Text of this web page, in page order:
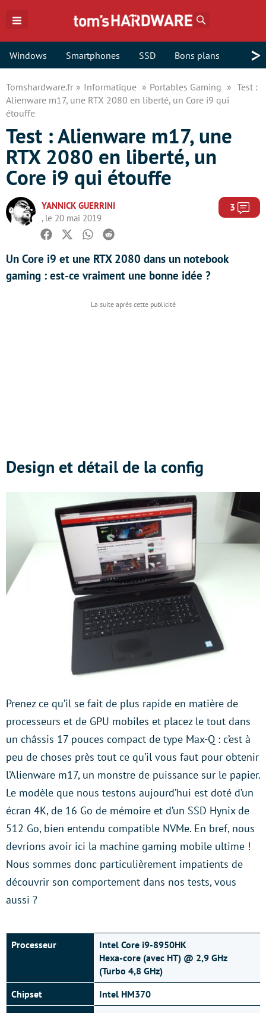
Windows Smartphones SSD Bons plans >
Tomshardware.fr Informatique Portables Gaming
Test :
Alienware m17, une RTX 2080 en liberté, un Core i9 qui
étouffe
Test : Alienware m17, une
RTX 2080 en liberté, un
Core i9 qui étouffe
YANNICK GUERRINI
, le 20 mai 2019
3
Facebook
TwitterWhatsapp
Reddit
Un Core i9 et une RTX 2080 dans un notebook
gaming : est-ce vraiment une bonne idée ?
Design et détail de la config
Prenez ce qu’il se fait de plus rapide en matière de
processeurs et de GPU mobiles et placez le tout dans
un châssis 17 pouces compact de type Max-Q : c’est à
peu de choses près tout ce qu’il vous faut pour obtenir
l’Alienware m17, un monstre de puissance sur le papier.
Le modèle que nous testons aujourd’hui est doté d’un
écran 4K, de 16 Go de mémoire et d’un SSD Hynix de
512 Go, bien entendu compatible NVMe. En bref, nous
devrions avoir ici la machine gaming mobile ultime !
Nous sommes donc particulièrement impatients de
découvrir son comportement dans nos tests, vous
aussi ?
Processeur
Intel Core i9-8950HK
Hexa-core (avec HT) @ 2,9 GHz
(Turbo 4,8 GHz)
Chipset
Intel HM370